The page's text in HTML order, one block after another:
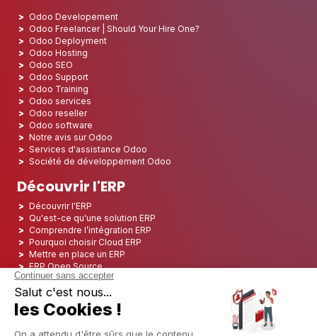
Odoo Developement
Odoo Freelancer | Should Your Hire One?
Odoo Deployment
Odoo Hosting
Odoo SEO
Odoo Support
Odoo Training
Odoo services
Odoo reseller
Odoo software
Notre avis sur Odoo
Services d'assistance Odoo
Société de développement Odoo
Découvrir l'ERP
Découvrir l'ERP
Qu'est-ce qu'une solution ERP
Comprendre l’intégration ERP
Pourquoi choisir Cloud ERP
Mettre en place un ERP
ERP Open Source
Logiciel ERP Open Source
Top 5 des ERP Open Source
ERP Deployment